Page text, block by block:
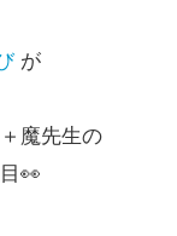
が
魔先生の
👀